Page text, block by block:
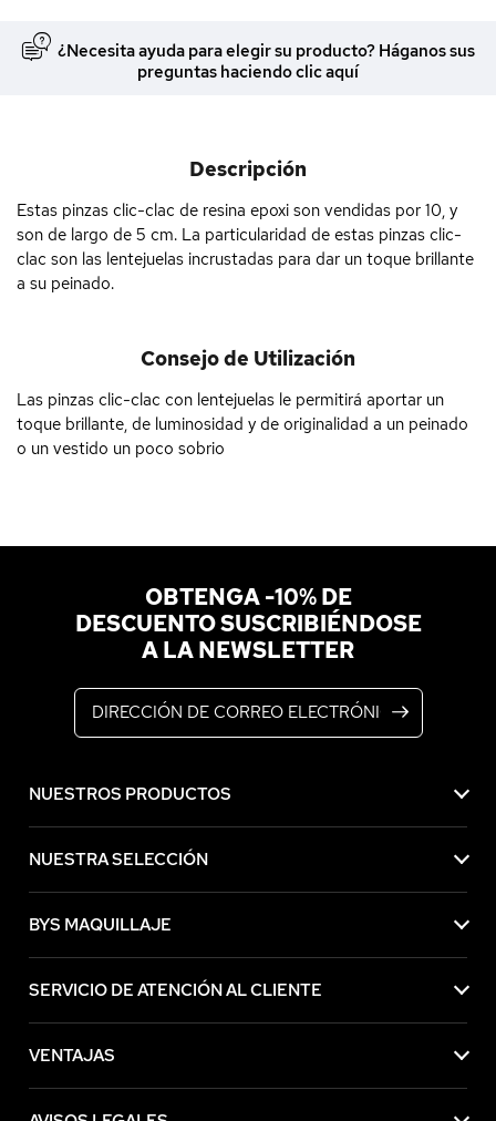
¿Necesita ayuda para elegir su producto? Háganos sus
preguntas haciendo clic aquí
Descripción
Estas pinzas clic-clac de resina epoxi son vendidas por 10, y
son de largo de 5 cm. La particularidad de estas pinzas clic-
clac son las lentejuelas incrustadas para dar un toque brillante
a su peinado.
Consejo de Utilización
Las pinzas clic-clac con lentejuelas le permitirá aportar un
toque brillante, de luminosidad y de originalidad a un peinado
o un vestido un poco sobrio
OBTENGA -10% DE
DESCUENTO SUSCRIBIÉNDOSE
A LA NEWSLETTER
NUESTROS PRODUCTOS
NUESTRA SELECCIÓN
BYS MAQUILLAJE
SERVICIO DE ATENCIÓN AL CLIENTE
VENTAJAS